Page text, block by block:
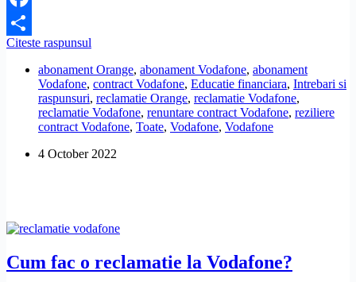
Facebook
Share
Citeste raspunsul
reziliez
contractul
Vodafone,
fara
alte
penalitati
abonament Orange, abonament Vodafone, abonament
Vodafone, contract Vodafone, Educatie financiara, Intrebari si
raspunsuri, reclamatie Orange, reclamatie Vodafone,
reclamatie Vodafone, renuntare contract Vodafone, reziliere
contract Vodafone, Toate, Vodafone, Vodafone
4 October 2022
Cum fac o reclamatie la Vodafone?